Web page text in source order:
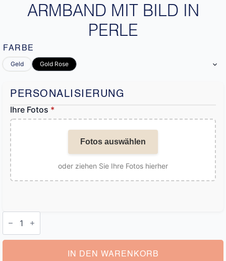
ARMBAND MIT BILD IN
PERLE
FARBE
Geld Gold Rose
PERSONALISIERUNG
Ihre Fotos *
Fotos auswählen
oder ziehen Sie Ihre Fotos hierher
Armband
mit
in
IN DEN WARENKORB